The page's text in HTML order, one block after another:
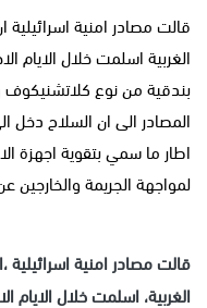
قالت مصادر امنية
الغربية اسلمت خلال الايام
بندقية من نوع كلاتشنيكوف
المصادر الى ان السلاح دخل
اطار ما سمي بتقوية اجهزة
لمواجهة الجريمة والخارجين
قالت مصادر امنية
الغربية، اسلمت خلال الايام